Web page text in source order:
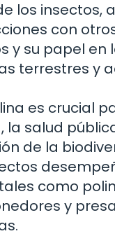
los insectos,
con
y su papel en
terrestres y
es crucial
la salud
de la
como
y